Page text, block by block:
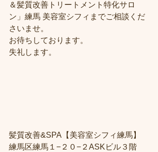
＆髪質改善トリートメント特化サロ
ン」練馬 美容室シフィまでご相談くだ
さいませ。
お待ちしております。
失礼します。
髪質改善&SPA【美容室シフィ練馬】
練馬区練馬１−２０−２ASKビル３階